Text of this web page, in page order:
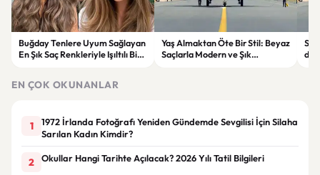
Buğday Tenlere Uyum Sağlayan
En Şık Saç Renkleriyle Işıltılı Bir
Yaş Almaktan Öte Bir Stil: Beyaz
Saçlarla Modern ve Şık
EN ÇOK OKUNANLAR
1
1972 İrlanda Fotoğrafı Yeniden Gündemde Sevgilisi İçin Silaha
Sarılan Kadın Kimdir?
2 Okullar Hangi Tarihte Açılacak? 2026 Yılı Tatil Bilgileri